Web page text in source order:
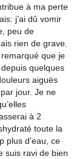
à ma perte
j’ai dû vomir
peu de
rien de grave.
remarqué que je
quelques
aiguës
jour. Je ne
à 2
toute la
plus d’eau, ce
suis ravi de bien